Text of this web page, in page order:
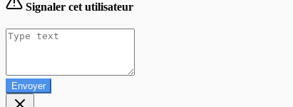
Signaler cet utilisateur
Envoyer